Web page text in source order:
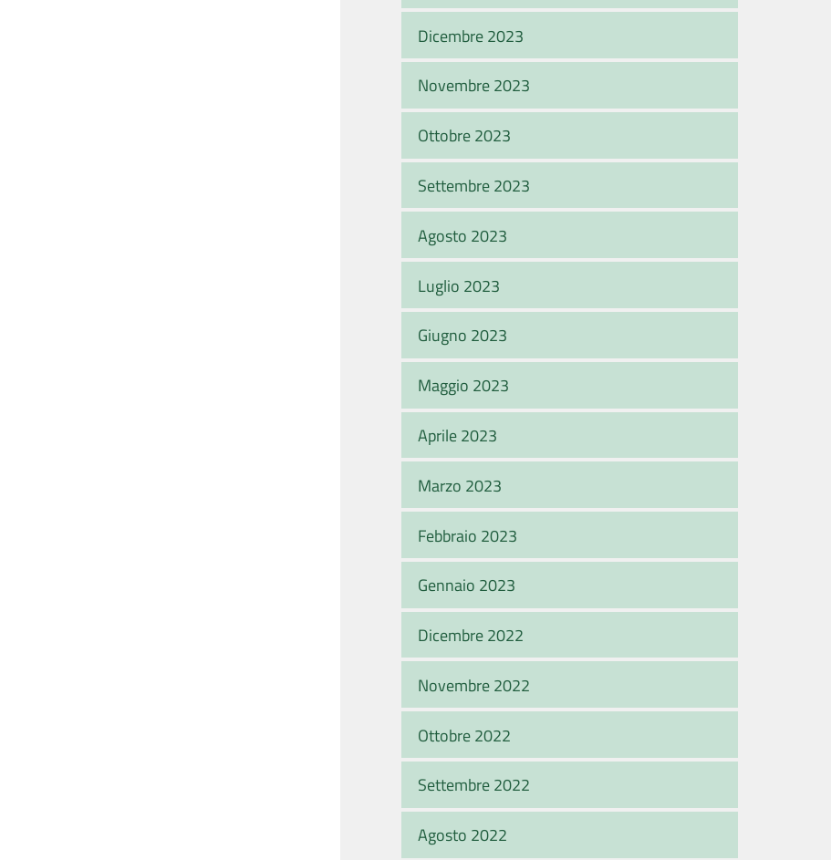
Dicembre 2023
Novembre 2023
Ottobre 2023
Settembre 2023
Agosto 2023
Luglio 2023
Giugno 2023
Maggio 2023
Aprile 2023
Marzo 2023
Febbraio 2023
Gennaio 2023
Dicembre 2022
Novembre 2022
Ottobre 2022
Settembre 2022
Agosto 2022